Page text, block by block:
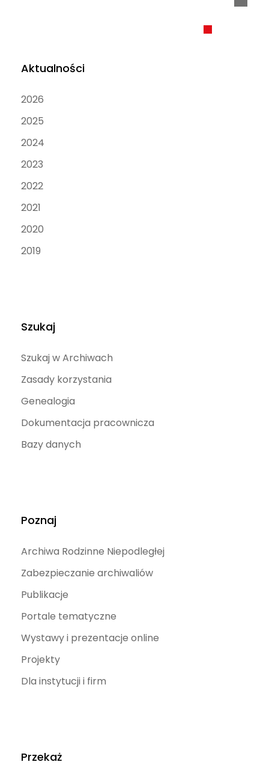
Aktualności
2026
2025
2024
2023
2022
2021
2020
2019
Szukaj
Szukaj w Archiwach
Zasady korzystania
Genealogia
Dokumentacja pracownicza
Bazy danych
Poznaj
Archiwa Rodzinne Niepodległej
Zabezpieczanie archiwaliów
Publikacje
Portale tematyczne
Wystawy i prezentacje online
Projekty
Dla instytucji i firm
Przekaż